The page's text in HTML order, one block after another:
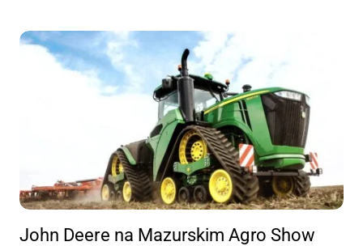
John Deere na Mazurskim Agro Show